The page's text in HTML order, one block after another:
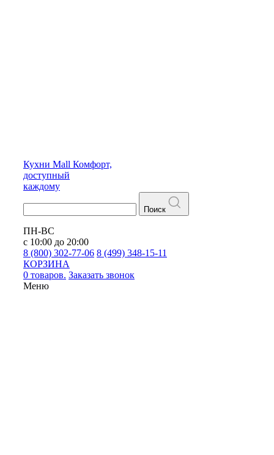
Кухни Mall Комфорт,
доступный
каждому
Поиск
ПН-ВС
с 10:00 до 20:00
8 (800) 302-77-06 8 (499) 348-15-11
КОРЗИНА
0 товаров. Заказать звонок
Меню